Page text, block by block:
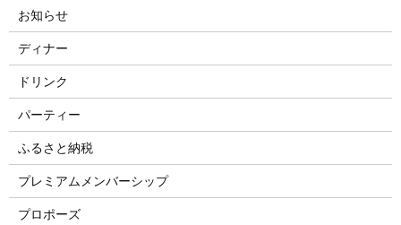
お知らせ
ディナー
ドリンク
パーティー
ふるさと納税
プレミアムメンバーシップ
プロポーズ